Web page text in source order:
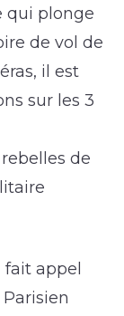
qui plonge
de vol de
il est
sur les 3
de
fait appel